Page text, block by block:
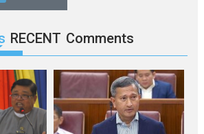
RECENT Comments